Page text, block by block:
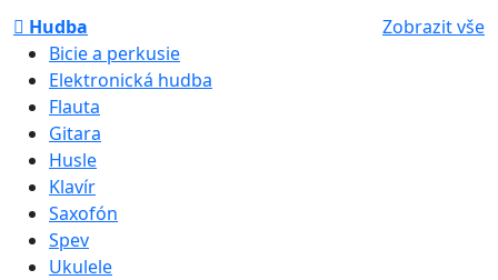
Hudba
Zobrazit vše
Bicie a perkusie
Elektronická hudba
Flauta
Gitara
Husle
Klavír
Saxofón
Spev
Ukulele